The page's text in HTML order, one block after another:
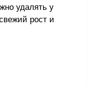
удалять у
рост и